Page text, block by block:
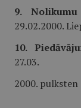
9.
29.02.2000.
10.
27.03.
2000. pulksten